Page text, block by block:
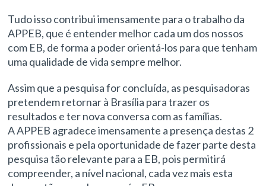
Tudo isso contribui imensamente para o trabalho da
APPEB, que é entender melhor cada um dos nossos
com EB, de forma a poder orientá-los para que tenham
uma qualidade de vida sempre melhor.
Assim que a pesquisa for concluída, as pesquisadoras
pretendem retornar à Brasília para trazer os
resultados e ter nova conversa com as famílias.
A APPEB agradece imensamente a presença destas 2
profissionais e pela oportunidade de fazer parte desta
pesquisa tão relevante para a EB, pois permitirá
compreender, a nível nacional, cada vez mais esta